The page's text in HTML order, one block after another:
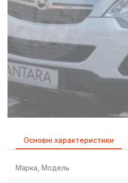
Основні характеристики
Марка, Модель